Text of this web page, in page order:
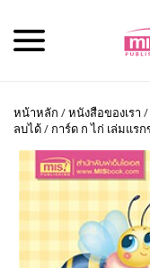
หน้าหลัก /หนังสือของเรา /
ลบได้/ การ์ด ก ไก่ เล่มแร